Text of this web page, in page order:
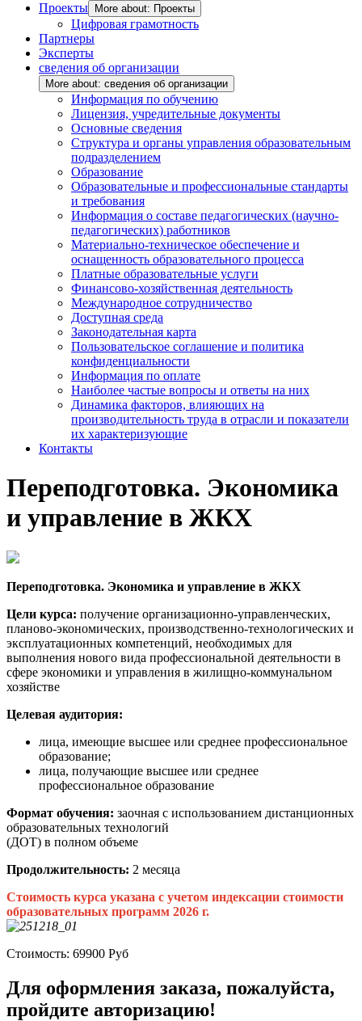
Проекты
More about: Проекты
Цифровая грамотность
Партнеры
Эксперты
сведения об организации
More about: сведения об организации
Информация по обучению
Лицензия, учредительные документы
Основные сведения
Структура и органы управления образовательным
подразделением
Образование
Образовательные и профессиональные стандарты
и требования
Информация о составе педагогических (научно-
педагогических) работников
Материально-техническое обеспечение и
оснащенность образовательного процесса
Платные образовательные услуги
Финансово-хозяйственная деятельность
Международное сотрудничество
Доступная среда
Законодательная карта
Пользовательское соглашение и политика
конфиденциальности
Информация по оплате
Наиболее частые вопросы и ответы на них
Динамика факторов, влияющих на
производительность труда в отрасли и показатели
их характеризующие
Контакты
Переподготовка. Экономика
и управление в ЖКХ
Переподготовка. Экономика и управление в ЖКХ
Цели курса: получение организационно-управленческих,
планово-экономических, производственно-технологических и
эксплуатационных компетенций, необходимых для
выполнения нового вида профессиональной деятельности в
сфере экономики и управления в жилищно-коммунальном
хозяйстве
Целевая аудитория:
лица, имеющие высшее или среднее профессиональное
образование;
лица, получающие высшее или среднее
профессиональное образование
Формат обучения: заочная с использованием дистанционных
образовательных технологий
(ДОТ) в полном объеме
Продолжительность: 2 месяца
Стоимость курса указана с учетом индексации стоимости
образовательных программ 2026 г.
Стоимость: 69900 Руб
Для оформления заказа, пожалуйста,
пройдите авторизацию!